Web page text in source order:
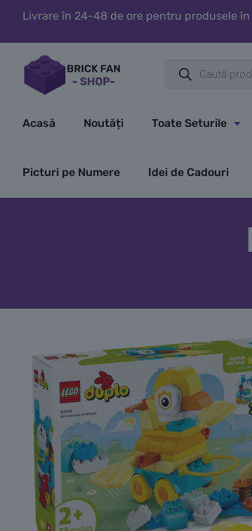
Livrare în 24-48 de ore pentru produsele în
search
Acasă Noutăți Toate Seturile
Picturi pe Numere Idei de Cadouri